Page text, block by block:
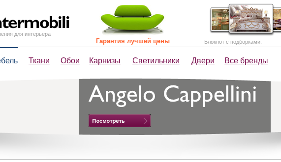
для интерьера
Ткани Обои Карнизы Светильники Двери Все бренды
Гарантия лучшей цены Блокнот с подборками.